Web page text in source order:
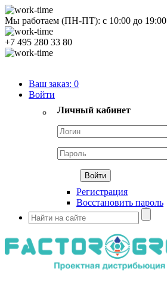
Мы работаем (ПН-ПТ): с 10:00 до 19:00
+7 495 280 33 80
Ваш заказ: 0
Войти
Личный кабинет
Регистрация
Восстановить пароль